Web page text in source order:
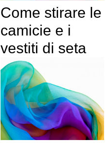
Come stirare le
camicie e i
vestiti di seta